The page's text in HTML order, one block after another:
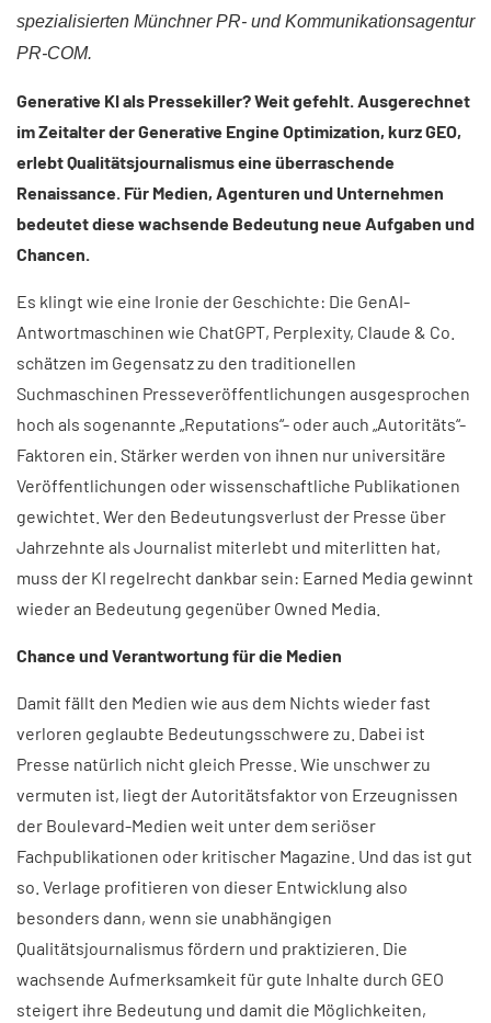
spezialisierten Münchner PR- und Kommunikationsagentur
PR-COM.
Generative KI als Pressekiller? Weit gefehlt. Ausgerechnet
im Zeitalter der Generative Engine Optimization, kurz GEO,
erlebt Qualitätsjournalismus eine überraschende
Renaissance. Für Medien, Agenturen und Unternehmen
bedeutet diese wachsende Bedeutung neue Aufgaben und
Chancen.
Es klingt wie eine Ironie der Geschichte: Die GenAI-
Antwortmaschinen wie ChatGPT, Perplexity, Claude & Co.
schätzen im Gegensatz zu den traditionellen
Suchmaschinen Presseveröffentlichungen ausgesprochen
hoch als sogenannte „Reputations“- oder auch „Autoritäts“-
Faktoren ein. Stärker werden von ihnen nur universitäre
Veröffentlichungen oder wissenschaftliche Publikationen
gewichtet. Wer den Bedeutungsverlust der Presse über
Jahrzehnte als Journalist miterlebt und miterlitten hat,
muss der KI regelrecht dankbar sein: Earned Media gewinnt
wieder an Bedeutung gegenüber Owned Media.
Chance und Verantwortung für die Medien
Damit fällt den Medien wie aus dem Nichts wieder fast
verloren geglaubte Bedeutungsschwere zu. Dabei ist
Presse natürlich nicht gleich Presse. Wie unschwer zu
vermuten ist, liegt der Autoritätsfaktor von Erzeugnissen
der Boulevard-Medien weit unter dem seriöser
Fachpublikationen oder kritischer Magazine. Und das ist gut
so. Verlage profitieren von dieser Entwicklung also
besonders dann, wenn sie unabhängigen
Qualitätsjournalismus fördern und praktizieren. Die
wachsende Aufmerksamkeit für gute Inhalte durch GEO
steigert ihre Bedeutung und damit die Möglichkeiten,